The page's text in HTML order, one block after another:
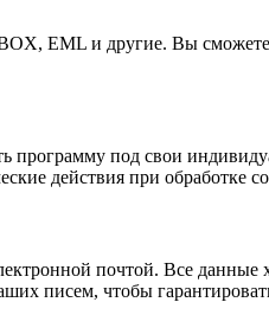
EML и другие. Вы
программу под свои
действия при обработке
почтой. Все
писем, чтобы